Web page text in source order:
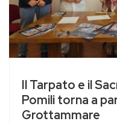
Il Tarpato e il
Pomili torna a
Grottammare